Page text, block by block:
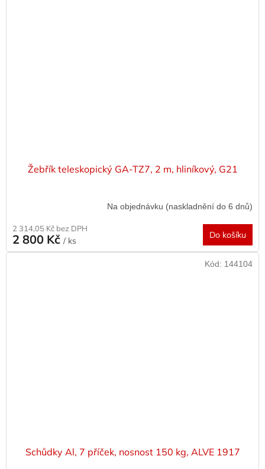
Žebřík teleskopický GA-TZ7, 2 m, hliníkový, G21
Na objednávku (naskladnění do 6 dnů)
2 314,05 Kč bez DPH
2 800 Kč / ks
Do košíku
Schůdky Al, 7 příček, nosnost 150 kg, ALVE 1917
Kód: 144104